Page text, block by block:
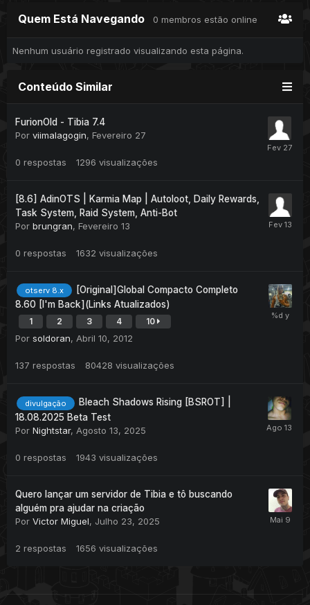
Quem Está Navegando 0 membros estão online
Nenhum usuário registrado visualizando esta página.
Conteúdo Similar
FurionOld - Tibia 7.4
Por viimalagogin, Fevereiro 27
0 respostas 1296 visualizações
[8.6] AdinOTS | Karmia Map | Autoloot, Daily Rewards,
Task System, Raid System, Anti-Bot
Por brungran, Fevereiro 13
0 respostas 1632 visualizações
otserv 8.x
[Original]Global Compacto Completo
8.60 [I'm Back](Links Atualizados)
1 2 3 4 10
Por soldoran, Abril 10, 2012
137 respostas 80428 visualizações
divulgação
Bleach Shadows Rising [BSROT] |
18.08.2025 Beta Test
Por Nightstar, Agosto 13, 2025
0 respostas 1943 visualizações
Quero lançar um servidor de Tibia e tô buscando
alguém pra ajudar na criação
Por Victor Miguel, Julho 23, 2025
2 respostas 1656 visualizações